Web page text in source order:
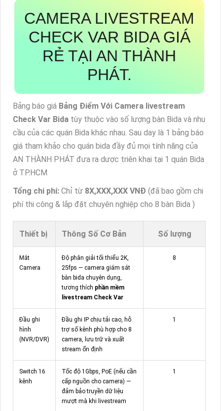
CAMERA LIVESTREAM
CHECK VAR BIDA GIÁ
RẺ TẠI AN THÀNH
PHÁT.
Bảng báo giá Bảng Điểm Với Camera livestream
Check Var Bida tùy thuộc vào số lượng bàn Bida và nhu
cầu của các quán Bida khác nhau. Sau day là 1 bảng báo
giá tham khảo cho quán bida đầy đủ mọi tính năng của
AN THÀNH PHÁT đưa ra dược triên khai tại 1 quán Bida
ở TP.HCM
Tổng chi phí: Chỉ từ 8X,XXX,XXX VNĐ (đã bao gồm chi
phí thi công & lắp đặt chuyên nghiệp cho 8 bàn Bida )
Thiết bị Thông Số Cơ Bản Số lượng
Mắt
Camera
Độ phân giải tối thiểu 2K,
25fps — camera giám sát
bàn bida chuyên dụng,
tương thích phần mềm
livestream Check Var
8
Đầu ghi
hình
(NVR/DVR)
Đầu ghi IP chịu tải cao, hỗ
trợ số kênh phù hợp cho 8
camera, lưu trữ và xuất
stream ổn định
1
Switch 16
kênh
Tốc độ 1Gbps, PoE (nếu cần
cấp nguồn cho camera) —
đảm bảo truyền dữ liệu
mượt mà khi livestream
1